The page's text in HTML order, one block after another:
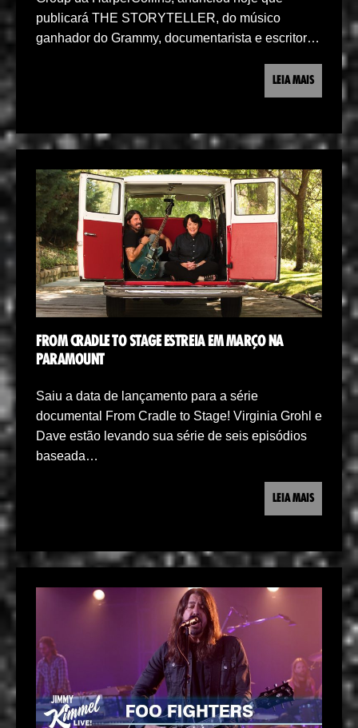
publicará THE STORYTELLER, do músico
ganhador do Grammy, documentarista e escritor…
LEIA MAIS
FROM CRADLE TO STAGE ESTREIA EM MARÇO NA
PARAMOUNT
Saiu a data de lançamento para a série
documental From Cradle to Stage! Virginia Grohl e
Dave estão levando sua série de seis episódios
baseada…
LEIA MAIS